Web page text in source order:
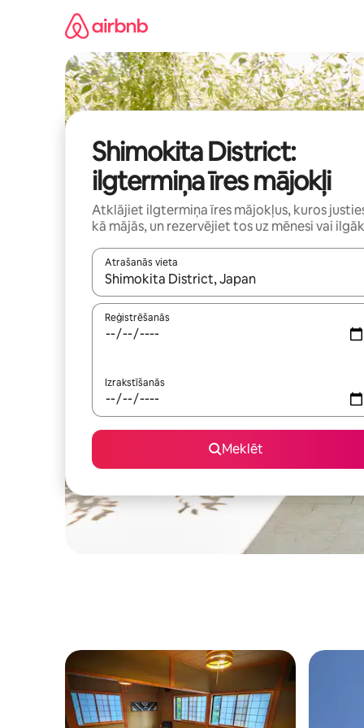
Shimokita District:
ilgtermiņa īres mājokļi
Atklājiet ilgtermiņa īres mājokļus, kuros
kā mājās, un rezervējiet tos uz mēnesi vai
Atrašanās vieta
Kad rezultāti kļūs pieejami, izmantojiet bultiņu
Reģistrēšanās
Izrakstīšanās
Meklēt